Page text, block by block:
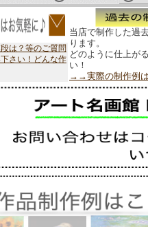
は？等のご質問
さい！どんな作
当店で制作した過
ります。
どのように仕上が
い！
→→実際の制作例